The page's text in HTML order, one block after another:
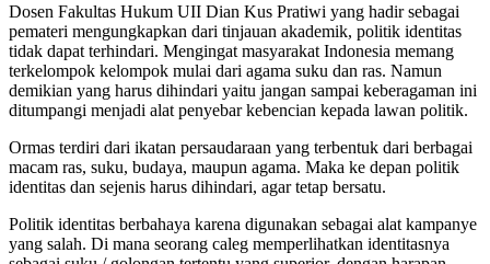
Dosen Fakultas Hukum UII Dian Kus Pratiwi yang hadir sebagai
pemateri mengungkapkan dari tinjauan akademik, politik identitas
tidak dapat terhindari. Mengingat masyarakat Indonesia memang
terkelompok kelompok mulai dari agama suku dan ras. Namun
demikian yang harus dihindari yaitu jangan sampai keberagaman ini
ditumpangi menjadi alat penyebar kebencian kepada lawan politik.
Ormas terdiri dari ikatan persaudaraan yang terbentuk dari berbagai
macam ras, suku, budaya, maupun agama. Maka ke depan politik
identitas dan sejenis harus dihindari, agar tetap bersatu.
Politik identitas berbahaya karena digunakan sebagai alat kampanye
yang salah. Di mana seorang caleg memperlihatkan identitasnya